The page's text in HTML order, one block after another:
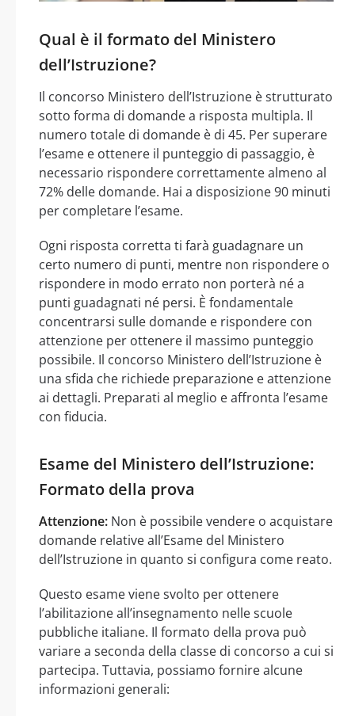
Qual è il formato del Ministero
dell’Istruzione?
Il concorso Ministero dell’Istruzione è strutturato
sotto forma di domande a risposta multipla. Il
numero totale di domande è di 45. Per superare
l’esame e ottenere il punteggio di passaggio, è
necessario rispondere correttamente almeno al
72% delle domande. Hai a disposizione 90 minuti
per completare l’esame.
Ogni risposta corretta ti farà guadagnare un
certo numero di punti, mentre non rispondere o
rispondere in modo errato non porterà né a
punti guadagnati né persi. È fondamentale
concentrarsi sulle domande e rispondere con
attenzione per ottenere il massimo punteggio
possibile. Il concorso Ministero dell’Istruzione è
una sfida che richiede preparazione e attenzione
ai dettagli. Preparati al meglio e affronta l’esame
con fiducia.
Esame del Ministero dell’Istruzione:
Formato della prova
Attenzione: Non è possibile vendere o acquistare
domande relative all’Esame del Ministero
dell’Istruzione in quanto si configura come reato.
Questo esame viene svolto per ottenere
l’abilitazione all’insegnamento nelle scuole
pubbliche italiane. Il formato della prova può
variare a seconda della classe di concorso a cui si
partecipa. Tuttavia, possiamo fornire alcune
informazioni generali: